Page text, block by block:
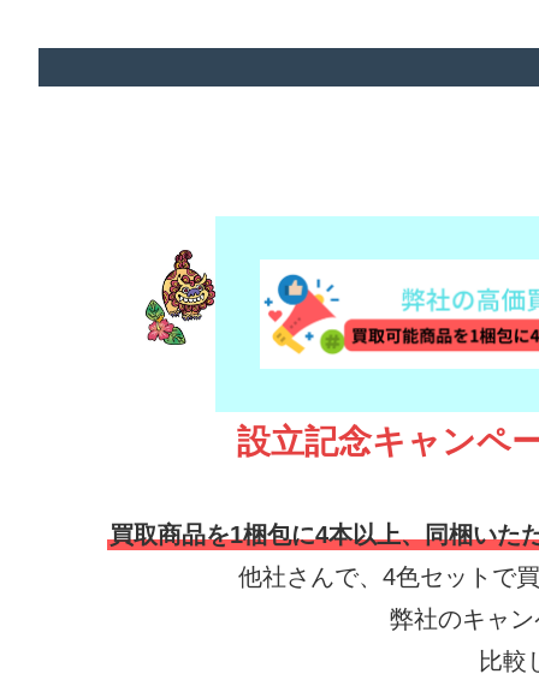
設立記念キャンペ
買取商品を1梱包に4本以上、同梱いた
他社さんで、4色セットで
弊社のキャ
比較